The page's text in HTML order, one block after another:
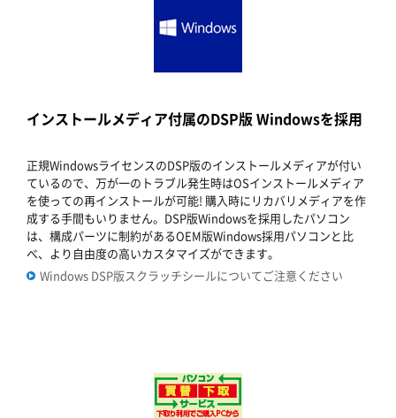
インストールメディア付属のDSP版 Windowsを採用
正規WindowsライセンスのDSP版のインストールメディアが付い
ているので、万が一のトラブル発生時はOSインストールメディア
を使っての再インストールが可能! 購入時にリカバリメディアを作
成する手間もいりません。DSP版Windowsを採用したパソコン
は、構成パーツに制約があるOEM版Windows採用パソコンと比
べ、より自由度の高いカスタマイズができます。
Windows DSP版スクラッチシールについてご注意ください